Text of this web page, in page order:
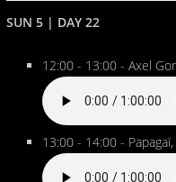
SUN 5 | DAY 22
12:00 - 13:00 - Axel
13:00 - 14:00 -